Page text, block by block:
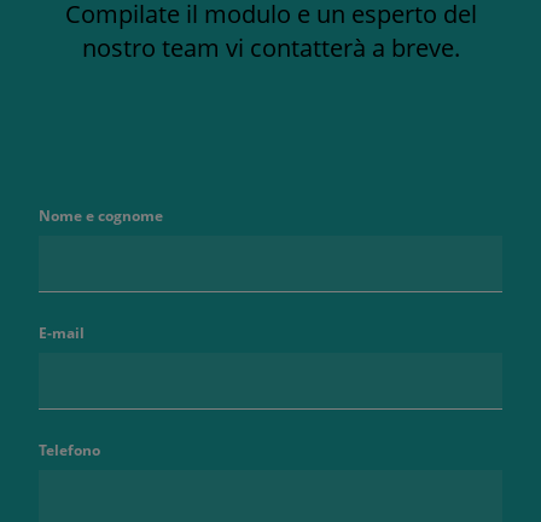
Compilate il modulo e un esperto del
nostro team vi contatterà a breve.
Nome e cognome
E-mail
Telefono